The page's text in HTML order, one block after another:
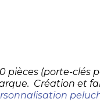
pièces (porte-clés
Création et